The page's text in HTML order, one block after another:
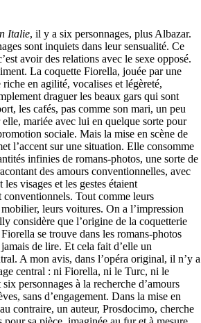
Italie, il y a six personnages, plus Albazar.
sont inquiets dans leur sensualité. Ce
avoir des relations avec le sexe opposé.
La coquette Fiorella, jouée par une
en agilité, vocalises et légèreté,
draguer les beaux gars qui sont
les cafés, pas comme son mari, un peu
mariée avec lui en quelque sorte pour
sociale. Mais la mise en scène de
l’accent sur une situation. Elle consomme
infinies de romans‑photos, une sorte de
des amours conventionnelles, avec
les visages et les gestes étaient
conventionnels. Tout comme leurs
leurs voitures. On a l’impression
considère que l’origine de la coquetterie
se trouve dans les romans‑photos
jamais de lire. Et cela fait d’elle un
A mon avis, dans l’opéra original, il n’y a
central : ni Fiorella, ni le Turc, ni le
personnages à la recherche d’amours
sans d’engagement. Dans la mise en
contraire, un auteur, Prosdocimo, cherche